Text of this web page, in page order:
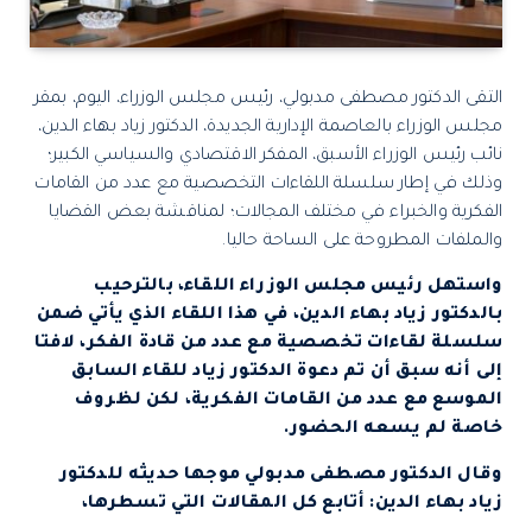
التقى الدكتور مصطفى مدبولي، رئيس مجلس الوزراء، اليوم، بمقر
مجلس الوزراء بالعاصمة الإدارية الجديدة، الدكتور زياد بهاء الدين،
نائب رئيس الوزراء الأسبق، المفكر الاقتصادي والسياسي الكبير؛
وذلك في إطار سلسلة اللقاءات التخصصية مع عدد من القامات
الفكرية والخبراء في مختلف المجالات؛ لمناقشة بعض القضايا
والملفات المطروحة على الساحة حاليا.
واستهل رئيس مجلس الوزراء اللقاء، بالترحيب
بالدكتور زياد بهاء الدين، في هذا اللقاء الذي يأتي ضمن
سلسلة لقاءات تخصصية مع عدد من قادة الفكر، لافتا
إلى أنه سبق أن تم دعوة الدكتور زياد للقاء السابق
الموسع مع عدد من القامات الفكرية، لكن لظروف
خاصة لم يسعه الحضور.
وقال الدكتور مصطفى مدبولي موجها حديثه للدكتور
زياد بهاء الدين: أتابع كل المقالات التي تسطرها،